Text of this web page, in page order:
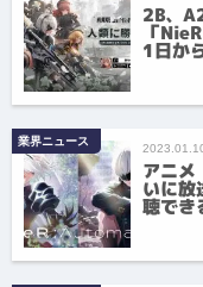
2B、
「
1日か
業界ニュース
アニ
いに
聴でき